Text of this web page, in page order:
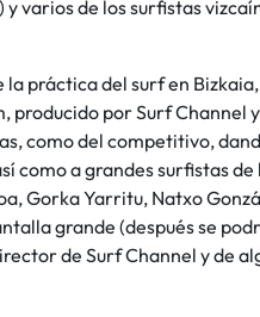
varios de los surfistas
práctica del surf en Bizkaia,
producido por Surf Channel
como del competitivo,
como a grandes surfistas
Gorka Yarritu, Natxo
grande (después se
de Surf Channel y de